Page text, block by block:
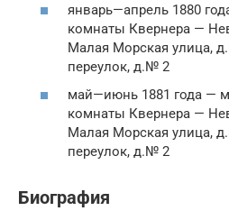
январь—апрель 1880
комнаты Квернера —
Малая Морская улица,
переулок, д.№ 2
май—июнь 1881 года —
комнаты Квернера —
Малая Морская улица,
переулок, д.№ 2
Биография